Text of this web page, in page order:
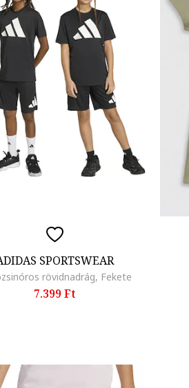
SPORTSWEAR
rövidnadrág, Fekete
7.399 Ft